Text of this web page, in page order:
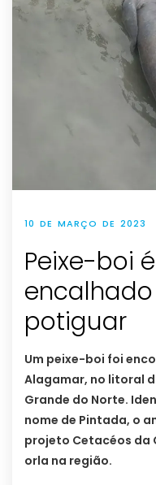
10 DE MARÇO DE 2023
Peixe-boi
potiguar
Um peixe-boi foi
Alagamar, no litoral
Grande do Norte.
nome de Pintada, o
projeto Cetacéos da
orla na região.